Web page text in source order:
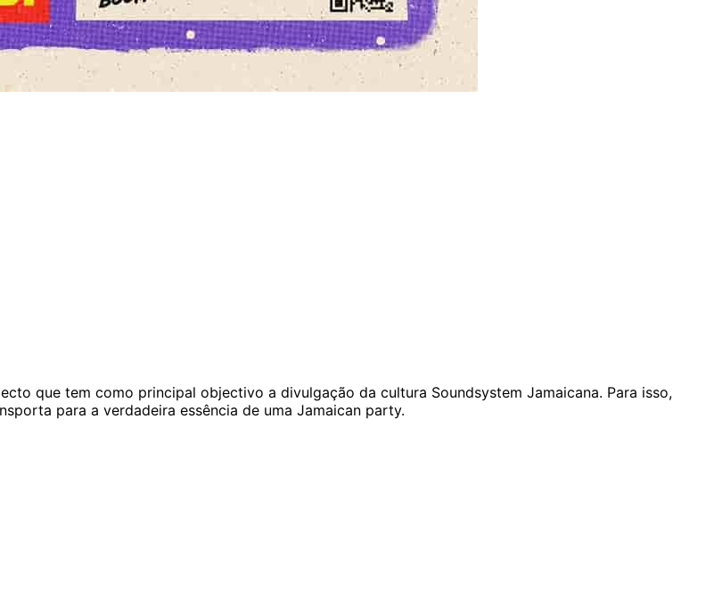
que tem como principal objectivo a divulgação da cultura Soundsystem Jamaicana. Para isso,
para a verdadeira essência de uma Jamaican party.